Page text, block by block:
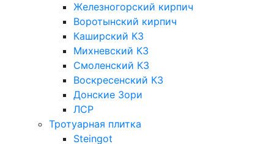
Железногорский кирпич
Воротынский кирпич
Каширский КЗ
Михневский КЗ
Смоленский КЗ
Воскресенский КЗ
Донские Зори
ЛСР
Тротуарная плитка
Steingot